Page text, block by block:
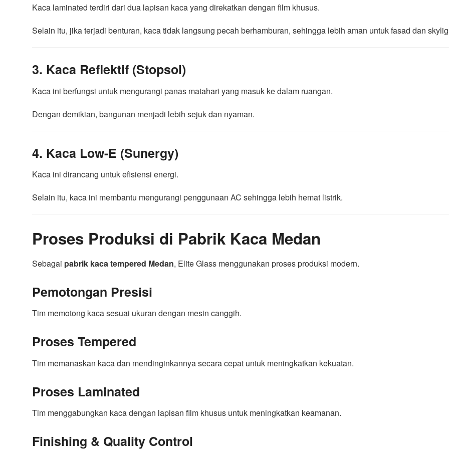
Kaca laminated terdiri dari dua lapisan kaca yang direkatkan dengan film khusus.
Selain itu, jika terjadi benturan, kaca tidak langsung pecah berhamburan, sehingga lebih aman untuk fasad dan
3. Kaca Reflektif (Stopsol)
Kaca ini berfungsi untuk mengurangi panas matahari yang masuk ke dalam ruangan.
Dengan demikian, bangunan menjadi lebih sejuk dan nyaman.
4. Kaca Low-E (Sunergy)
Kaca ini dirancang untuk efisiensi energi.
Selain itu, kaca ini membantu mengurangi penggunaan AC sehingga lebih hemat listrik.
Proses Produksi di Pabrik Kaca Medan
Sebagai pabrik kaca tempered Medan, Elite Glass menggunakan proses produksi modern.
Pemotongan Presisi
Tim memotong kaca sesuai ukuran dengan mesin canggih.
Proses Tempered
Tim memanaskan kaca dan mendinginkannya secara cepat untuk meningkatkan kekuatan.
Proses Laminated
Tim menggabungkan kaca dengan lapisan film khusus untuk meningkatkan keamanan.
Finishing & Quality Control